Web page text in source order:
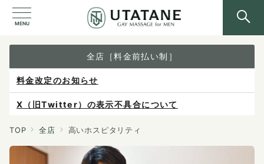
MENU
全店［料金前払い制］
料金改定のお知らせ
X（旧Twitter）の表示不具合について
ご予約は各店へ直接お問い合わせください。
料金は当日施術前にお支払いください。
TOP 全店 高いホスピタリティ